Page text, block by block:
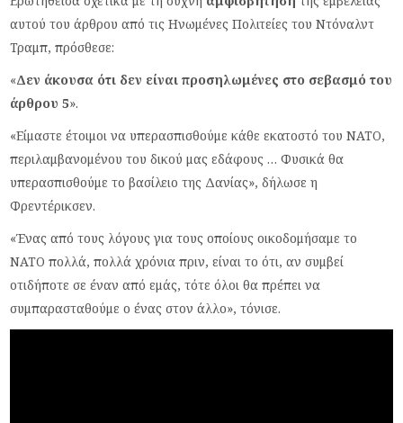
αυτού του άρθρου από τις Ηνωμένες Πολιτείες του Ντόναλντ
Τραμπ, πρόσθεσε:
«Δεν άκουσα ότι δεν είναι προσηλωμένες στο σεβασμό του
άρθρου 5».
«Είμαστε έτοιμοι να υπερασπισθούμε κάθε εκατοστό του ΝΑΤΟ,
περιλαμβανομένου του δικού μας εδάφους … Φυσικά θα
υπερασπισθούμε το βασίλειο της Δανίας», δήλωσε η
Φρεντέρικσεν.
«Ένας από τους λόγους για τους οποίους οικοδομήσαμε το
ΝΑΤΟ πολλά, πολλά χρόνια πριν, είναι το ότι, αν συμβεί
οτιδήποτε σε έναν από εμάς, τότε όλοι θα πρέπει να
συμπαρασταθούμε ο ένας στον άλλο», τόνισε.